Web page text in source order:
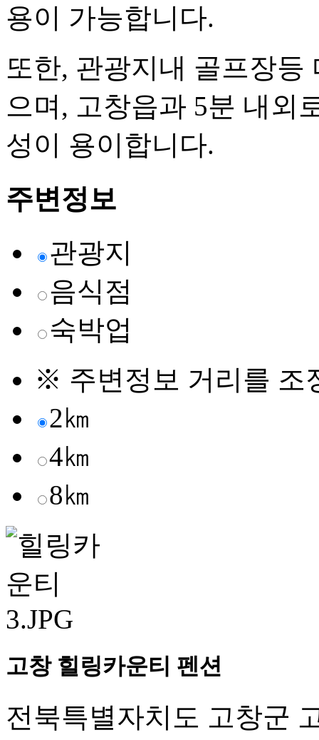
용이 가능합니다.
또한, 관광지내 골프장등
으며, 고창읍과 5분 내외
성이 용이합니다.
주변정보
관광지
음식점
숙박업
※ 주변정보 거리를 조
2㎞
4㎞
8㎞
고창 힐링카운티 펜션
전북특별자치도 고창군